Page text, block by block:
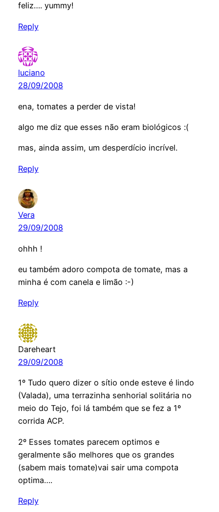
feliz…. yummy!
Reply
luciano
28/09/2008
ena, tomates a perder de vista!
algo me diz que esses não eram biológicos :(
mas, ainda assim, um desperdício incrível.
Reply
Vera
29/09/2008
ohhh !
eu também adoro compota de tomate, mas a
minha é com canela e limão :-)
Reply
Dareheart
29/09/2008
1º Tudo quero dizer o sítio onde esteve é lindo
(Valada), uma terrazinha senhorial solitária no
meio do Tejo, foi lá também que se fez a 1º
corrida ACP.
2º Esses tomates parecem optimos e
geralmente são melhores que os grandes
(sabem mais tomate)vai sair uma compota
optima….
Reply